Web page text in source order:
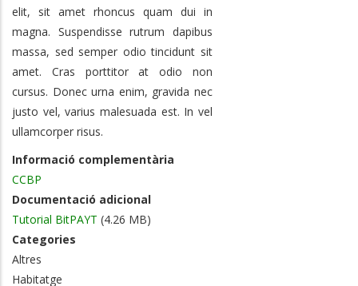
elit, sit amet rhoncus quam dui in
magna. Suspendisse rutrum dapibus
massa, sed semper odio tincidunt sit
amet. Cras porttitor at odio non
cursus. Donec urna enim, gravida nec
justo vel, varius malesuada est. In vel
ullamcorper risus.
Informació complementària
CCBP
Documentació adicional
Tutorial BitPAYT (4.26 MB)
Categories
Altres
Habitatge